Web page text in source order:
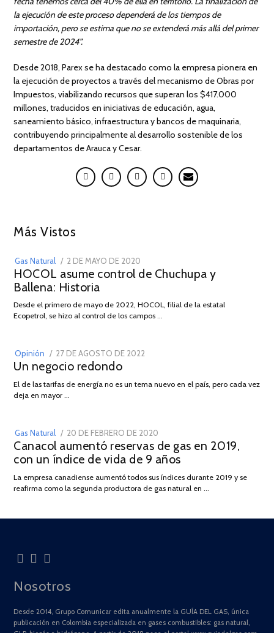
la ejecución de este proceso dependerá de los tiempos de
importación, pero se estima que no se extenderá más allá del primer
semestre de 2024”.
Desde 2018, Parex se ha destacado como la empresa pionera en
la ejecución de proyectos a través del mecanismo de Obras por
Impuestos, viabilizando recursos que superan los $417.000
millones, traducidos en iniciativas de educación, agua,
saneamiento básico, infraestructura y bancos de maquinaria,
contribuyendo principalmente al desarrollo sostenible de los
departamentos de Arauca y Cesar.
Más Vistos
Gas Natural
POSTED
ON
2 DE MAYO DE 2020
DE
2026
HOCOL asume control de Chuchupa y
Ballena: Historia
Desde el primero de mayo de 2022, HOCOL, filial de la estatal
Ecopetrol, se hizo al control de los campos …
02
Opinión
POSTED
ON
27 DE AGOSTO DE 2022
DE
Un negocio redondo
El de las tarifas de energía no es un tema nuevo en el país, pero cada vez
deja en mayor …
03
Gas Natural
POSTED
ON
20 DE FEBRERO DE 2020
DE
JULIO
2025
Canacol aumentó reservas de gas en 2019,
con un índice de vida de 9 años
La empresa canadiense aumentó todos sus índices durante 2019 y se
reafirma como la segunda productora de gas natural en …
Nosotros
Desde 2014, Grupo Comunicar edita anualmente la GUÍA DEL GAS, única
publicación en Colombia especializada en gases combustibles: gas natural,